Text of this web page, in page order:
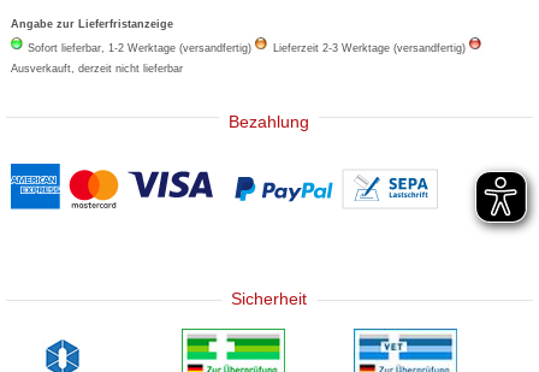
Angabe zur Lieferfristanzeige
Sofort lieferbar, 1-2 Werktage (versandfertig)
Lieferzeit 2-3 Werktage (versandfertig)
Ausverkauft, derzeit nicht lieferbar
Bezahlung
Sicherheit